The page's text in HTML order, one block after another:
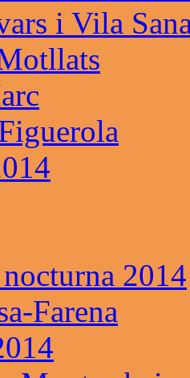
i Vila
2014
Farena